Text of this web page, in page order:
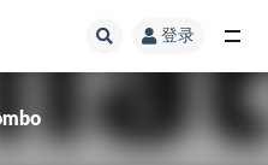
登录